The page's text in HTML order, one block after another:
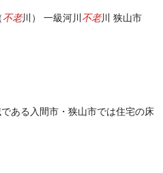
不老川） 一級河川 不老川 狭山市
ある入間市・狭山市では住宅の床